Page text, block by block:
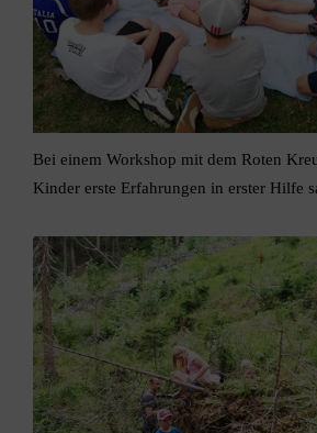
Bei einem Workshop mit dem Roten
Kinder erste Erfahrungen in erster Hilfe